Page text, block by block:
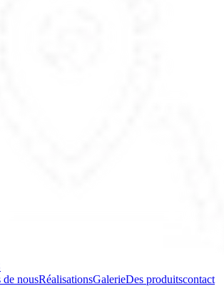
nousRéalisationsGalerieDes produitscontact